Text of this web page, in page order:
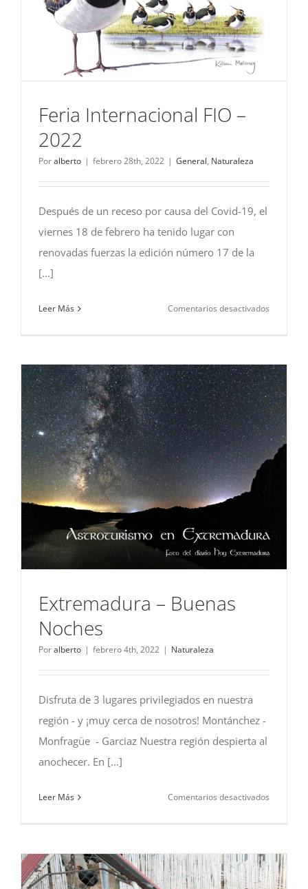
Feria Internacional FIO –
2022
Poralberto | febrero 28th, 2022 | General, Naturaleza
Después de un receso por causa del Covid-19, el
viernes 18 de febrero ha tenido lugar con
renovadas fuerzas la edición número 17 de la
[...]
Leer Más Comentarios desactivados
–
2022
Extremadura – Buenas
Noches
Poralberto | febrero 4th, 2022 | Naturaleza
Disfruta de 3 lugares privilegiados en nuestra
región - y ¡muy cerca de nosotros! Montánchez -
Monfragüe - Garciaz Nuestra región despierta al
anochecer. En [...]
Leer Más Comentarios desactivados
Noches